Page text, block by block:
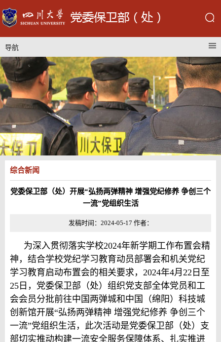
导航
综合新闻
党委保卫部（处）开展“弘扬两弹精神 增强党纪修养 争创三个
一流”党组织生活
发稿时间：2024-05-17 作者：
为深入贯彻落实学校2024年新学期工作布置会精
神，结合学校党纪学习教育动员部署会和机关党纪
学习教育启动布置会的相关要求，2024年4月22日至
25日，党委保卫部（处）组织党支部全体党员和工
会会员分批前往中国两弹城和中国（绵阳）科技城
创新馆开展“弘扬两弹精神 增强党纪修养 争创三个
一流”党组织生活，此次活动是党委保卫部（处）支
部切实推动构建一流安全服务保障体系、扎实推进